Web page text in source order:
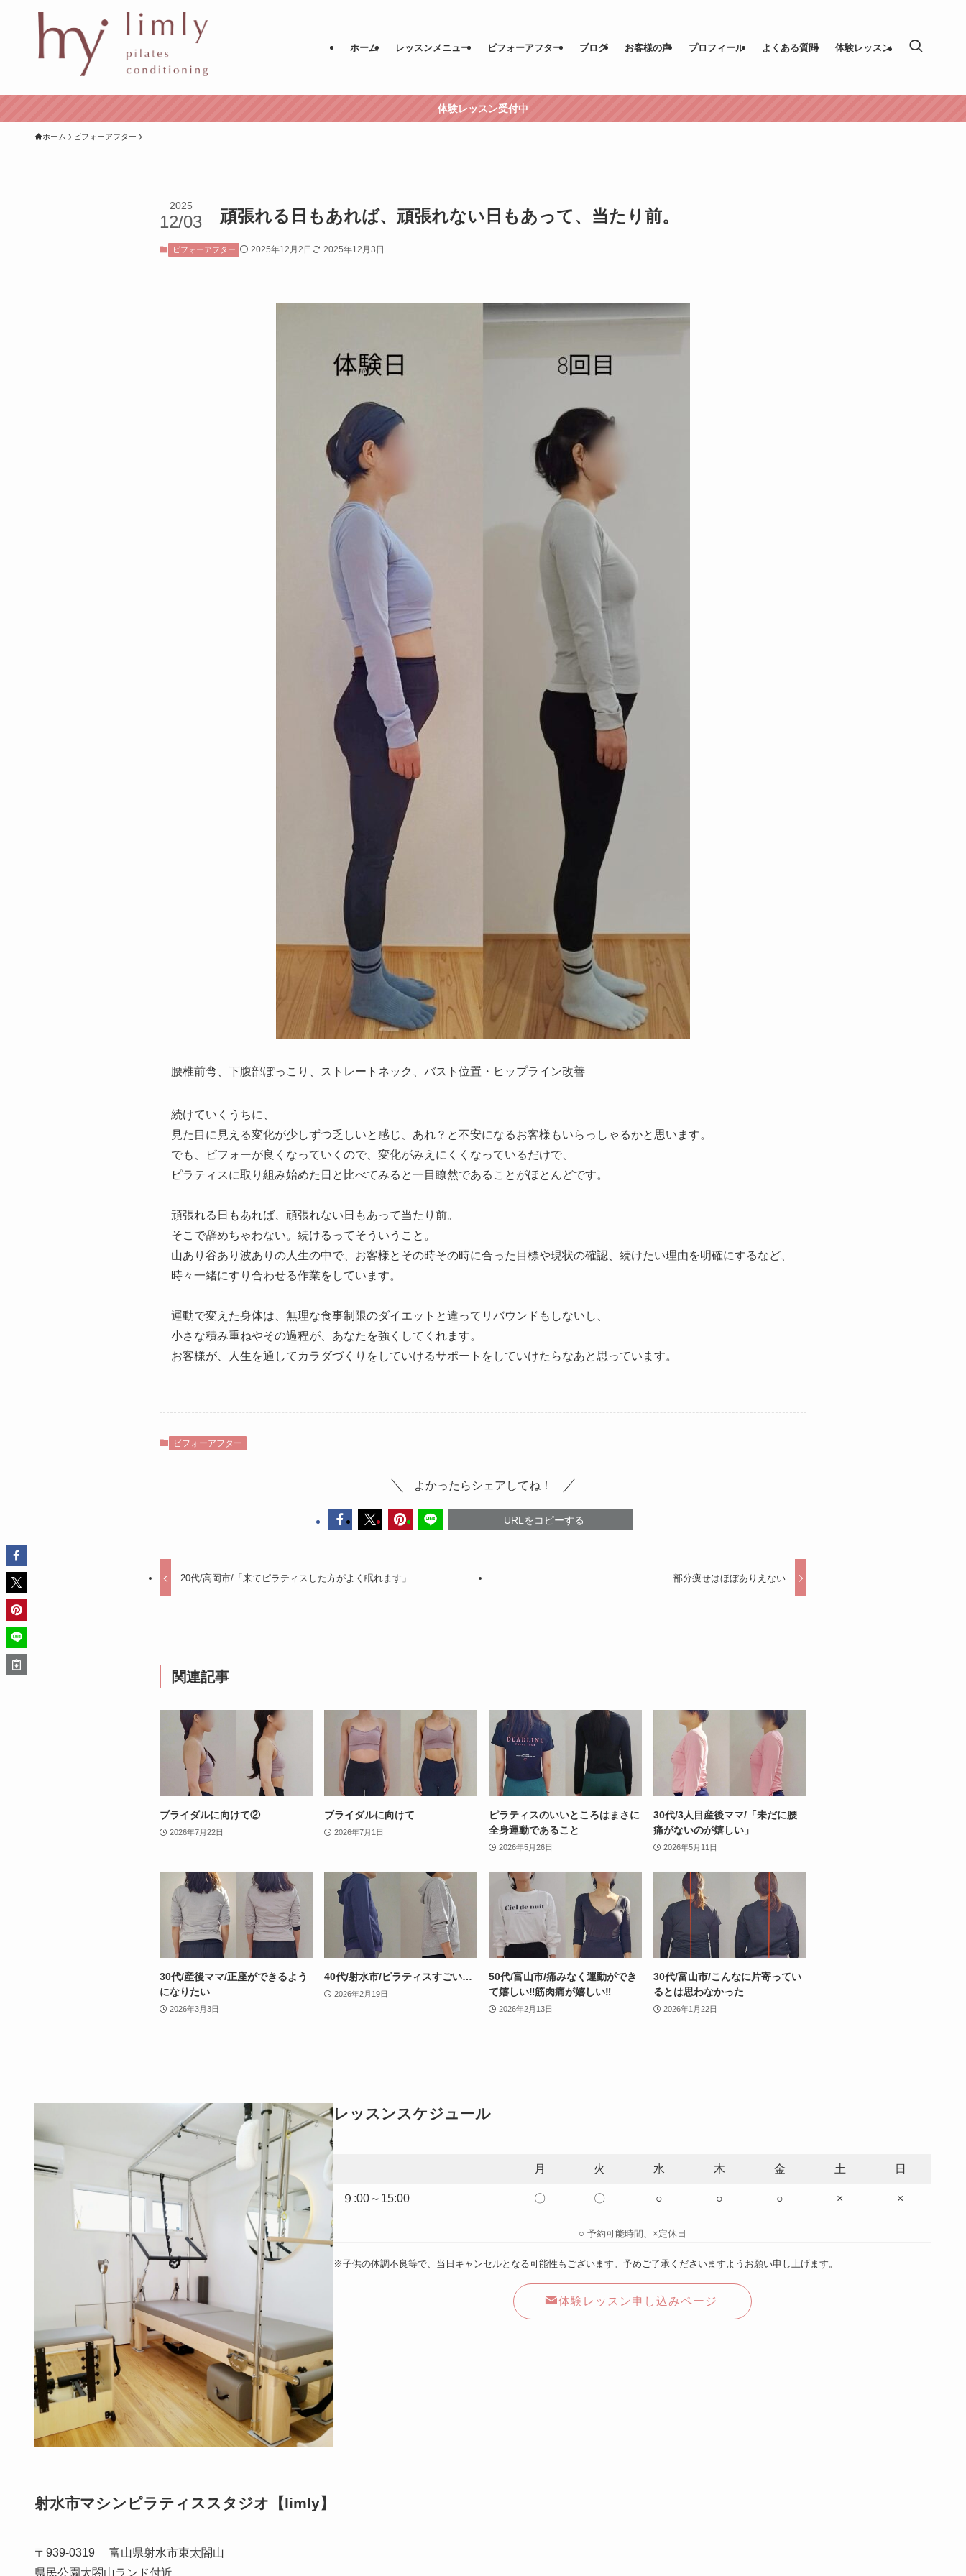
ホーム レッスンメニュー ビフォーアフター ブログ お客様の声 プロフィール よくある質問 体験レッスン
体験レッスン受付中
ホーム ビフォーアフター
頑張れる日もあれば、頑張れない日もあって、当たり前。
2025
12/03
ビフォーアフター 2025年12月2日 2025年12月3日
腰椎前弯、下腹部ぽっこり、ストレートネック、バスト位置・ヒップライン改善
続けていくうちに、
見た目に見える変化が少しずつ乏しいと感じ、あれ？と不安になるお客様もいらっしゃるかと思います。
でも、ビフォーが良くなっていくので、変化がみえにくくなっているだけで、
ピラティスに取り組み始めた日と比べてみると一目瞭然であることがほとんどです。
頑張れる日もあれば、頑張れない日もあって当たり前。
そこで辞めちゃわない。続けるってそういうこと。
山あり谷あり波ありの人生の中で、お客様とその時その時に合った目標や現状の確認、続けたい理由を明確にするなど、
時々一緒にすり合わせる作業をしています。
運動で変えた身体は、無理な食事制限のダイエットと違ってリバウンドもしないし、
小さな積み重ねやその過程が、あなたを強くしてくれます。
お客様が、人生を通してカラダづくりをしていけるサポートをしていけたらなあと思っています。
ビフォーアフター
よかったらシェアしてね！
URLをコピーする
20代/高岡市/「来てピラティスした方がよく眠れます」 部分痩せはほぼありえない
関連記事
ブライダルに向けて②
2026年7月22日
ブライダルに向けて
2026年7月1日
ピラティスのいいところはまさに
全身運動であること
2026年5月26日
30代/3人目産後ママ/「未だに腰
痛がないのが嬉しい」
2026年5月11日
30代/産後ママ/正座ができるよう
になりたい
2026年3月3日
40代/射水市/ピラティスすごい…
2026年2月19日
50代/富山市/痛みなく運動ができ
て嬉しい‼筋肉痛が嬉しい‼
2026年2月13日
30代/富山市/こんなに片寄ってい
るとは思わなかった
2026年1月22日
レッスンスケジュール
月 火 水 木 金 土 日
９:00～15:00 〇 〇 ○ ○ ○ × ×
○ 予約可能時間、×定休日
※子供の体調不良等で、当日キャンセルとなる可能性もございます。予めご了承くださいますようお願い申し上げます。
体験レッスン申し込みページ
射水市マシンピラティススタジオ【limly】
〒939-0319 富山県射水市東太閤山
県民公園太閤山ランド付近